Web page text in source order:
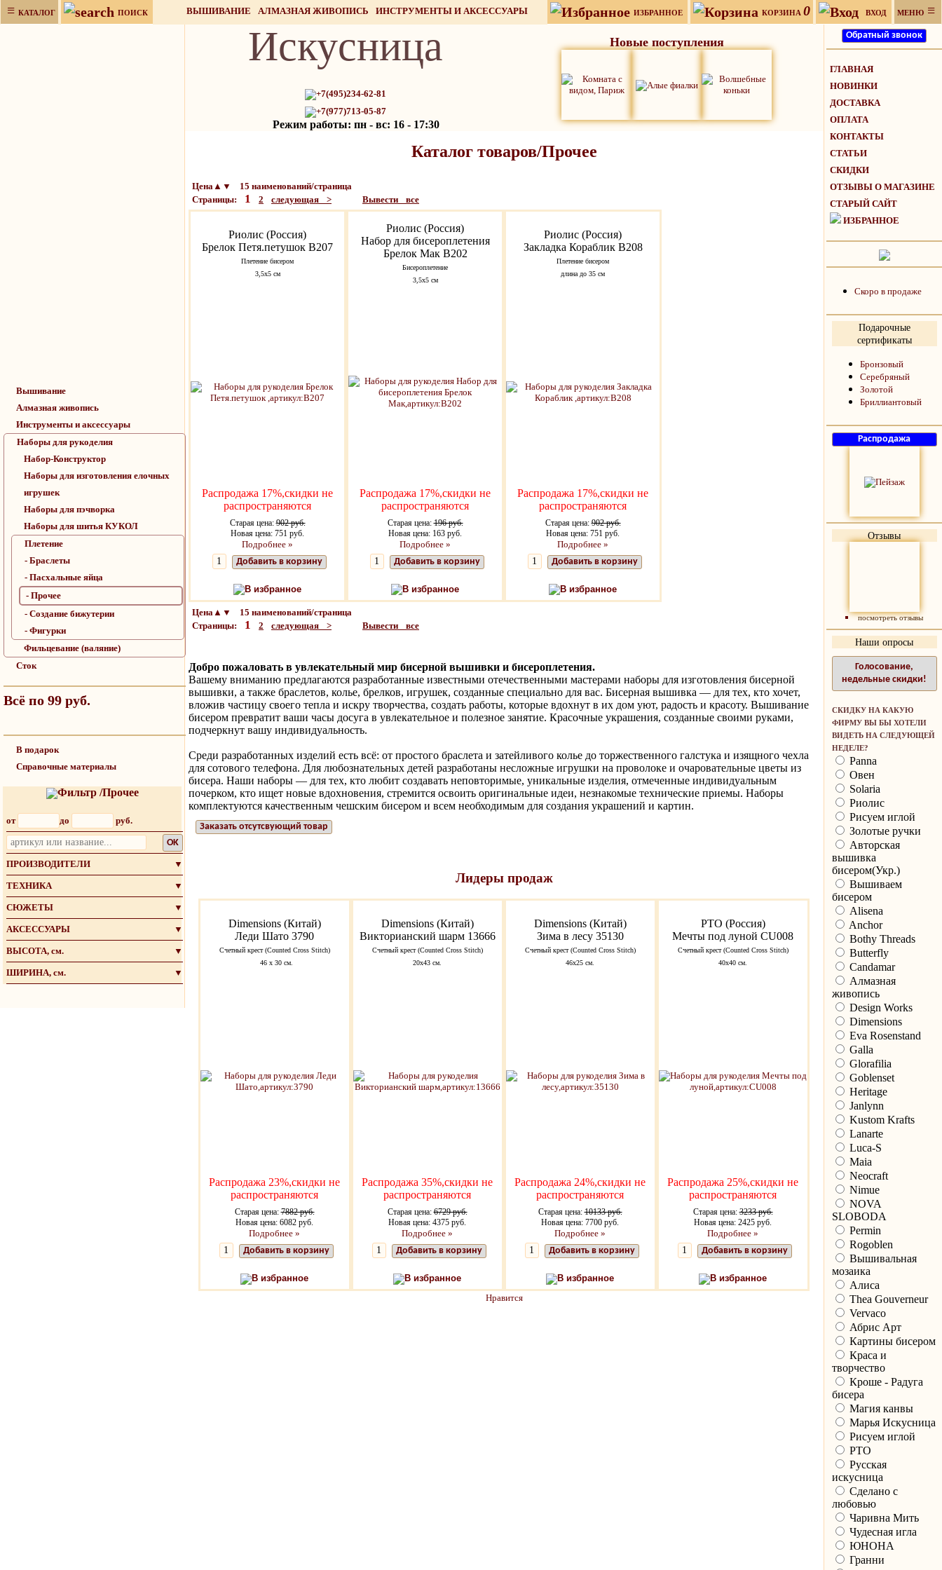
≡ КАТАЛОГ ПОИСК ВЫШИВАНИЕ АЛМАЗНАЯ ЖИВОПИСЬ
ИНСТРУМЕНТЫ И АКСЕССУАРЫ
НАБОРЫ ДЛЯ РУКОДЕЛИЯ
ИЗБРАННОЕ КОРЗИНА 0 ВХОД МЕНЮ ≡
Вышивание
Алмазная живопись
Инструменты и аксессуары
Наборы для рукоделия
Набор-Конструктор
Наборы для изготовления елочных
игрушек
Наборы для пэчворка
Наборы для шитья КУКОЛ
Плетение
- Браслеты
- Пасхальные яйца
- Прочее
- Создание бижутерии
- Фигурки
Фильцевание (валяние)
Сток
Всё по 99 руб.
В подарок
Справочные материалы
Фильтр /Прочее
от до руб.
OK
ПРОИЗВОДИТЕЛИ
▼
ТЕХНИКА ▼
СЮЖЕТЫ ▼
АКСЕССУАРЫ ▼
ВЫСОТА, см. ▼
ШИРИНА, см. ▼
Искусница
+7(495)234-62-81
+7(977)713-05-87
Режим работы: пн - вс: 16 - 17:30
Новые поступления
Каталог товаров/Прочее
Цена▲▼ 15 наименований/страница
Страницы: 1 2 следующая > Вывести все
Риолис (Россия)
Брелок Петя.петушок В207
Плетение бисером
3,5х5 см
Распродажа 17%,скидки не
распространяются
Старая цена:902 руб.
Новая цена: 751 руб.
Подробнее »
Добавить в корзину
В избранное
Риолис (Россия)
Набор для бисероплетения
Брелок Мак В202
Бисероплетение
3,5х5 см
Распродажа 17%,скидки не
распространяются
Старая цена:196 руб.
Новая цена: 163 руб.
Подробнее »
Добавить в корзину
В избранное
Риолис (Россия)
Закладка Кораблик В208
Плетение бисером
длина до 35 см
Распродажа 17%,скидки не
распространяются
Старая цена:902 руб.
Новая цена: 751 руб.
Подробнее »
Добавить в корзину
В избранное
Цена▲▼ 15 наименований/страница
Страницы: 1 2 следующая > Вывести все
Добро пожаловать в увлекательный мир бисерной вышивки и бисероплетения.
Вашему вниманию предлагаются разработанные известными отечественными мастерами наборы для изготовления бисерной
вышивки, а также браслетов, колье, брелков, игрушек, созданные специально для вас. Бисерная вышивка — для тех, кто хочет,
вложив частицу своего тепла и искру творчества, создать работы, которые вдохнут в их дом уют, радость и красоту. Вышивание
бисером превратит ваши часы досуга в увлекательное и полезное занятие. Красочные украшения, созданные своими руками,
подчеркнут вашу индивидуальность.
Среди разработанных изделий есть всё: от простого браслета и затейливого колье до торжественного галстука и изящного чехла
для сотового телефона. Для любознательных детей разработаны несложные игрушки на проволоке и очаровательные цветы из
бисера. Наши наборы — для тех, кто любит создавать неповторимые, уникальные изделия, отмеченные индивидуальным
почерком, кто ищет новые вдохновения, стремится освоить оригинальные идеи, незнакомые технические приемы. Наборы
комплектуются качественным чешским бисером и всем необходимым для создания украшений и картин.
Заказать отсутсвующий товар
Лидеры продаж
Dimensions (Китай)
Леди Шато 3790
Счетный крест (Counted Cross Stitch)
46 х 30 см.
Распродажа 23%,скидки не
распространяются
Старая цена:7882 руб.
Новая цена: 6082 руб.
Подробнее »
Добавить в корзину
В избранное
Dimensions (Китай)
Викторианский шарм 13666
Счетный крест (Counted Cross Stitch)
20х43 см.
Распродажа 35%,скидки не
распространяются
Старая цена:6729 руб.
Новая цена: 4375 руб.
Подробнее »
Добавить в корзину
В избранное
Dimensions (Китай)
Зима в лесу 35130
Счетный крест (Counted Cross Stitch)
46x25 см.
Распродажа 24%,скидки не
распространяются
Старая цена:10133 руб.
Новая цена: 7700 руб.
Подробнее »
Добавить в корзину
В избранное
РТО (Россия)
Мечты под луной CU008
Счетный крест (Counted Cross Stitch)
40х40 см.
Распродажа 25%,скидки не
распространяются
Старая цена:3233 руб.
Новая цена: 2425 руб.
Подробнее »
Добавить в корзину
В избранное
Нравится
ГЛАВНАЯ
НОВИНКИ
ДОСТАВКА
ОПЛАТА
КОНТАКТЫ
СТАТЬИ
СКИДКИ
ОТЗЫВЫ О МАГАЗИНЕ
СТАРЫЙ САЙТ
ИЗБРАННОЕ
Скоро в продаже
Подарочные
сертификаты
Бронзовый
Серебряный
Золотой
Бриллиантовый
Отзывы
посмотреть отзывы
Наши опросы
Голосование,
недельные скидки!
СКИДКУ НА КАКУЮ
ФИРМУ ВЫ БЫ ХОТЕЛИ
ВИДЕТЬ НА СЛЕДУЮЩЕЙ
НЕДЕЛЕ?
Panna
Овен
Solaria
Риолис
Рисуем иглой
Золотые ручки
Авторская
вышивка
бисером(Укр.)
Вышиваем
бисером
Alisena
Anchor
Bothy Threads
Butterfly
Candamar
Алмазная
живопись
Design Works
Dimensions
Eva Rosenstand
Galla
Glorafilia
Goblenset
Heritage
Janlynn
Kustom Krafts
Lanarte
Luca-S
Maia
Neocraft
Nimue
NOVA
SLOBODA
Permin
Rogoblen
Вышивальная
мозаика
Алиса
Thea Gouverneur
Vervaco
Абрис Арт
Картины бисером
Краса и
творчество
Кроше - Радуга
бисера
Магия канвы
Марья Искусница
Рисуем иглой
РТО
Русская
искусница
Сделано с
любовью
Чаривна Мить
Чудесная игла
ЮНОНА
Гранни